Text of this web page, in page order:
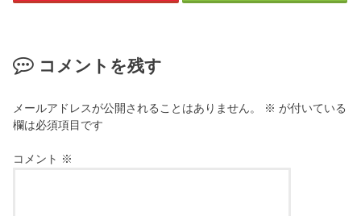
コメントを残す
メールアドレスが公開されることはありません。 ※ が付いている
欄は必須項目です
コメント ※